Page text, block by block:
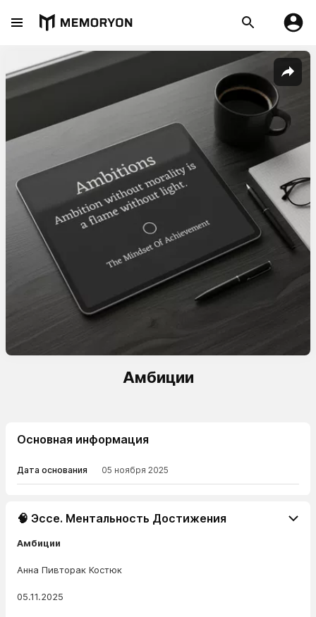
Амбиции
Основная информация
Дата основания 05 ноября 2025
🧠 Эссе. Ментальность Достижения
Амбиции
Анна Пивторак Костюк
05.11.2025